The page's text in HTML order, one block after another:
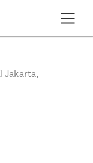
Jakarta,